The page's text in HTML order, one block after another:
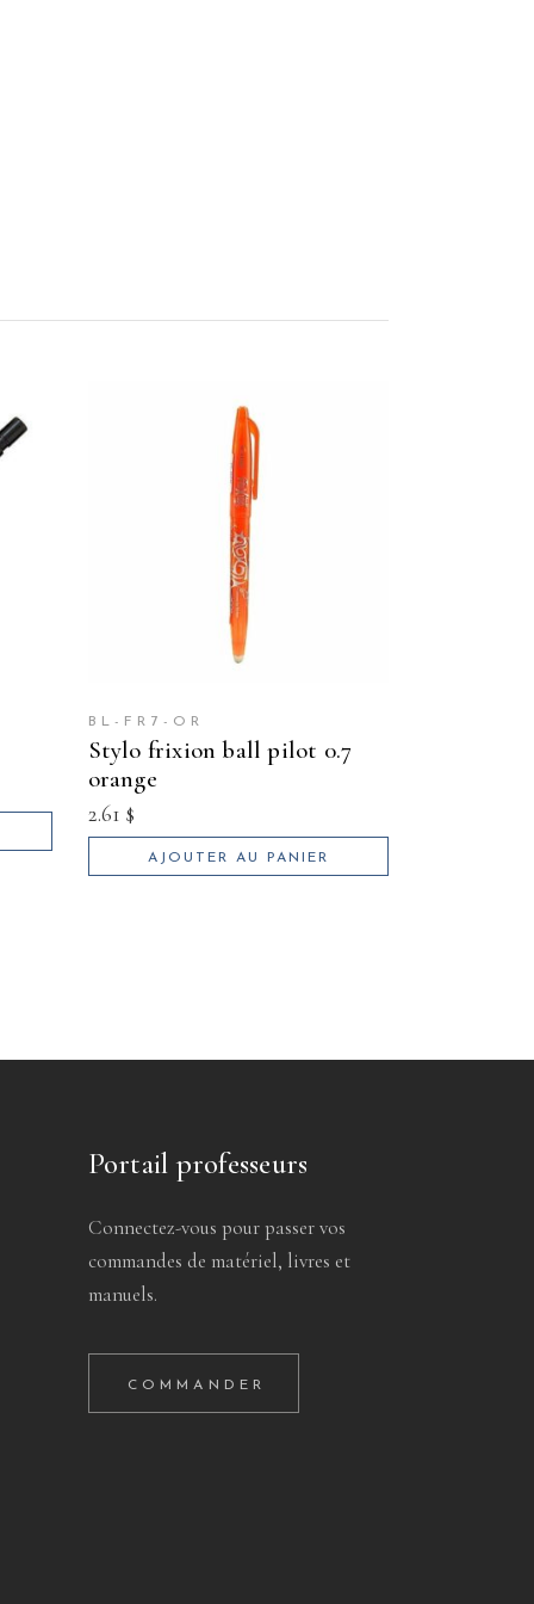
BL-FR7-OR
stylo frixion ball pilot 0.7
orange
2.61 $
AJOUTER AU PANIER
Portail professeurs
Connectez-vous pour passer vos
commandes de matériel, livres et
manuels.
COMMANDER